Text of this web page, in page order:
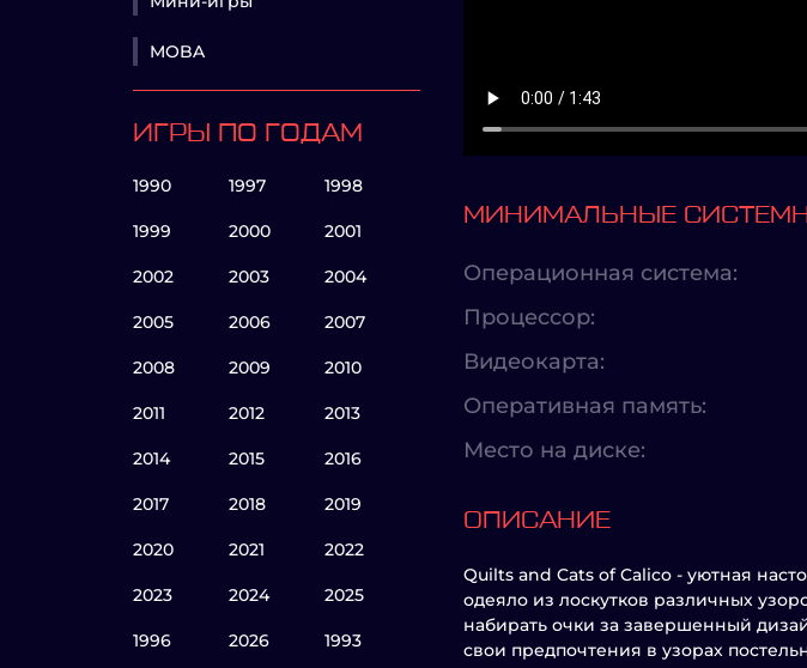
MOBA
ИГРЫ ПО ГОДАМ
1990 1997 1998
1999 2000 2001
2002 2003 2004
2005 2006 2007
2008 2009 2010
2011 2012 2013
2014 2015 2016
2017 2018 2019
2020 2021 2022
2023 2024 2025
1996 2026 1993
МИНИМАЛЬНЫЕ
Операционная система:
Процессор:
Видеокарта:
Оперативная память:
Место на диске:
ОПИСАНИЕ
Quilts and Cats of Calico - уютная
одеяло из лоскутков различных
набирать очки за завершенный
свои предпочтения в узорах